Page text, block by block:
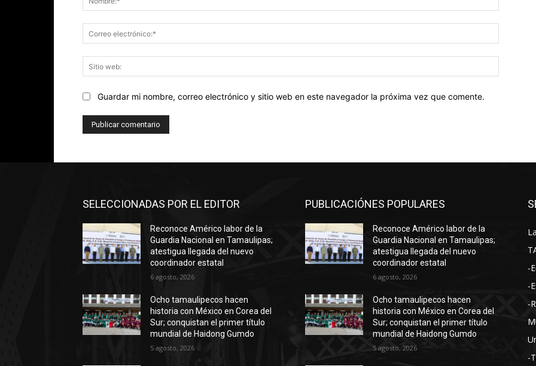
web:
Guardar mi nombre, correo electrónico y sitio web en este navegador la próxima vez que comente.
SELECCIONADAS POR EL EDITOR
Reconoce Américo labor de la
Guardia Nacional en Tamaulipas;
atestigua llegada del nuevo
coordinador estatal
6 agosto, 2026
Ocho tamaulipecos hacen
historia con México en Corea del
Sur; conquistan el primer título
mundial de Haidong Gumdo
5 agosto, 2026
PUBLICACIÓNES POPULARES
Reconoce Américo labor de la
Guardia Nacional en Tamaulipas;
atestigua llegada del nuevo
coordinador estatal
6 agosto, 2026
Ocho tamaulipecos hacen
historia con México en Corea del
Sur; conquistan el primer título
mundial de Haidong Gumdo
5 agosto, 2026
-
-
-
-